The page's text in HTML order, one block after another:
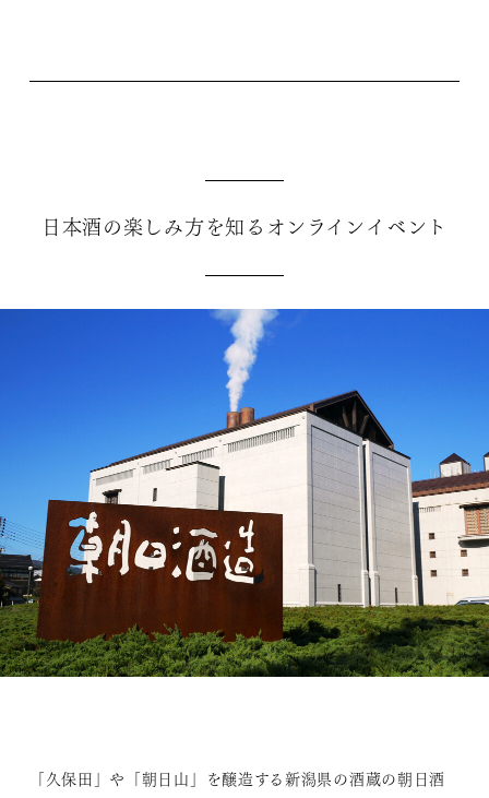
日本酒の楽しみ方を知るオンラインイベント
「久保田」や「朝日山」を醸造する新潟県の酒蔵の朝日酒